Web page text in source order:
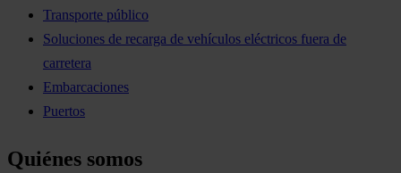
Transporte público
Soluciones de recarga de vehículos eléctricos fuera de
carretera
Embarcaciones
Puertos
Quiénes somos